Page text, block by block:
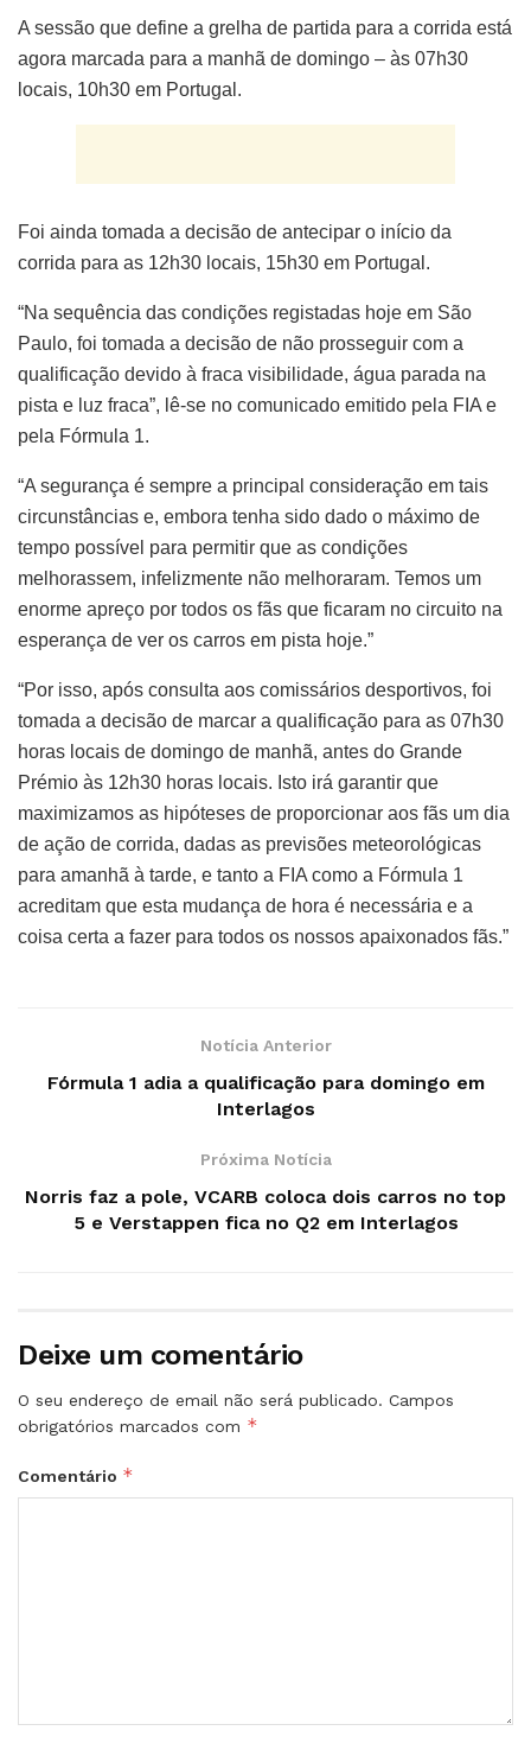
A sessão que define a grelha de partida para a corrida está
agora marcada para a manhã de domingo – às 07h30
locais, 10h30 em Portugal.
Foi ainda tomada a decisão de antecipar o início da
corrida para as 12h30 locais, 15h30 em Portugal.
“Na sequência das condições registadas hoje em São
Paulo, foi tomada a decisão de não prosseguir com a
qualificação devido à fraca visibilidade, água parada na
pista e luz fraca”, lê-se no comunicado emitido pela FIA e
pela Fórmula 1.
“A segurança é sempre a principal consideração em tais
circunstâncias e, embora tenha sido dado o máximo de
tempo possível para permitir que as condições
melhorassem, infelizmente não melhoraram. Temos um
enorme apreço por todos os fãs que ficaram no circuito na
esperança de ver os carros em pista hoje.”
“Por isso, após consulta aos comissários desportivos, foi
tomada a decisão de marcar a qualificação para as 07h30
horas locais de domingo de manhã, antes do Grande
Prémio às 12h30 horas locais. Isto irá garantir que
maximizamos as hipóteses de proporcionar aos fãs um dia
de ação de corrida, dadas as previsões meteorológicas
para amanhã à tarde, e tanto a FIA como a Fórmula 1
acreditam que esta mudança de hora é necessária e a
coisa certa a fazer para todos os nossos apaixonados fãs.”
Notícia Anterior
Fórmula 1 adia a qualificação para domingo em
Interlagos
Próxima Notícia
Norris faz a pole, VCARB coloca dois carros no top
5 e Verstappen fica no Q2 em Interlagos
Deixe um comentário
O seu endereço de email não será publicado. Campos
obrigatórios marcados com *
Comentário *